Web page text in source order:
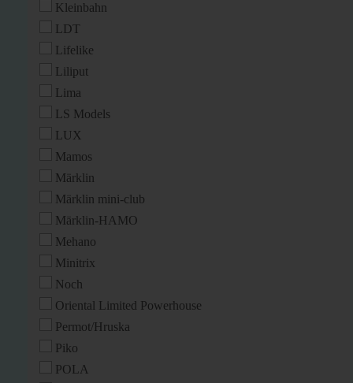
Kleinbahn
LDT
Lifelike
Liliput
Lima
LS Models
LUX
Mamos
Märklin
Märklin mini-club
Märklin-HAMO
Mehano
Minitrix
Noch
Oriental Limited Powerhouse
Permot/Hruska
Piko
POLA